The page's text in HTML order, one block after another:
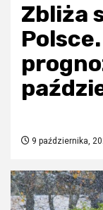
Zbliża
9 października,